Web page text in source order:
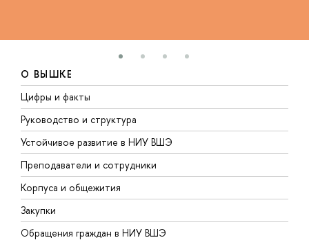
О ВЫШКЕ
Цифры и факты
Руководство и структура
Устойчивое развитие в НИУ ВШЭ
Преподаватели и сотрудники
Корпуса и общежития
Закупки
Обращения граждан в НИУ ВШЭ